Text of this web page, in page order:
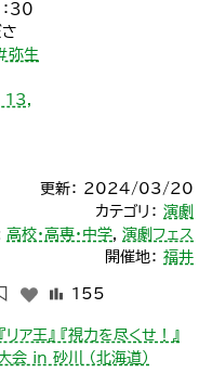
３０
弥生
13,
更新： 2024/03/20
カテゴリ： 演劇
高校・高専・中学, 演劇フェス
開催地： 福井
155
王』 『視力を尽くせ！』
in 砂川 （北海道）